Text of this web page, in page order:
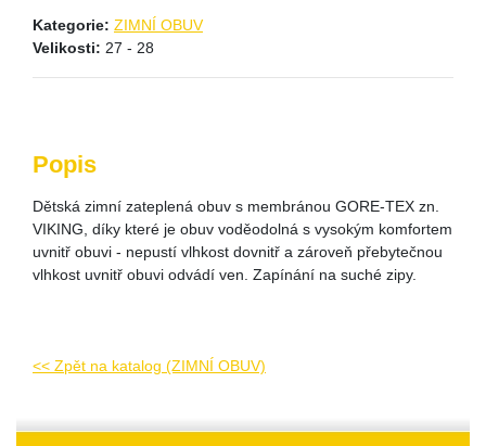
Kategorie: ZIMNÍ OBUV
Velikosti: 27 - 28
Popis
Dětská zimní zateplená obuv s membránou GORE-TEX zn.
VIKING, díky které je obuv voděodolná s vysokým komfortem
uvnitř obuvi - nepustí vlhkost dovnitř a zároveň přebytečnou
vlhkost uvnitř obuvi odvádí ven. Zapínání na suché zipy.
<< Zpět na katalog (ZIMNÍ OBUV)